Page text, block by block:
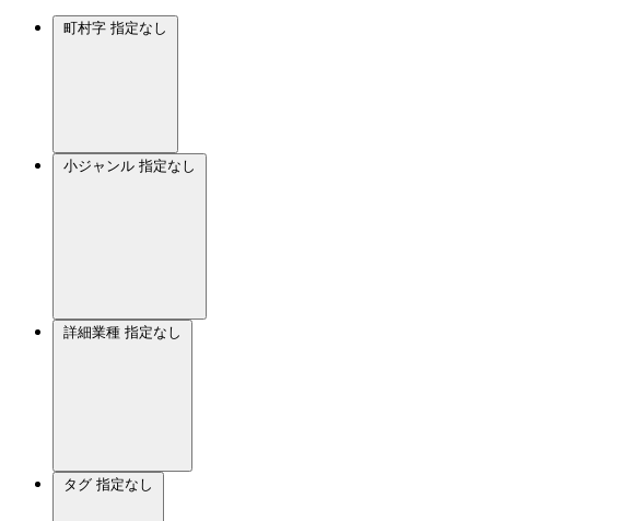
町村字 指定なし
小ジャンル 指定なし
詳細業種 指定なし
タグ 指定なし